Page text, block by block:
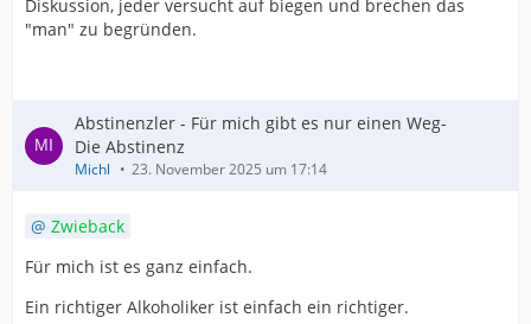
Diskussion, jeder versucht auf biegen und brechen das
"man" zu begründen.
Abstinenzler - Für mich gibt es nur einen Weg-
Die Abstinenz
Michl 23. November 2025 um 17:14
Zwieback
Für mich ist es ganz einfach.
Ein richtiger Alkoholiker ist einfach ein richtiger.